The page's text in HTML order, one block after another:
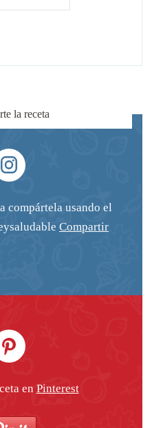
la receta
compártela usando el
Compartir
en Pinterest